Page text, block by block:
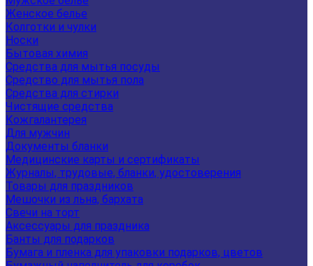
Женское белье
Колготки и чулки
Носки
Бытовая химия
Средства для мытья посуды
Средство для мытья пола
Средства для стирки
Чистящие средства
Кожгалантерея
Для мужчин
Документы бланки
Медицинские карты и сертификаты
Журналы, трудовые, бланки, удостоверения
Товары для праздников
Мешочки из льна, бархата
Свечи на торт
Аксессуары для праздника
Банты для подарков
Бумага и пленка для упаковки подарков, цветов